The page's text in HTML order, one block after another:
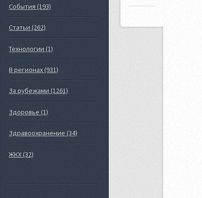
События (193)
Статьи (262)
Технологии (1)
В регионах (931)
За рубежами (1261)
Здоровье (1)
Здравоохранение (34)
ЖКХ (32)